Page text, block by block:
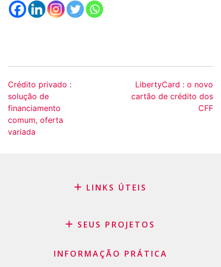
Crédito privado :
solução de
financiamento
comum, oferta
variada
LibertyCard : o novo
cartão de crédito dos
CFF
LINKS ÚTEIS
Pedido de patrocínio
Termos e condições gerais
SEUS PROJETOS
Crédito
Crédito pessoal
INFORMAÇÃO PRÁTICA